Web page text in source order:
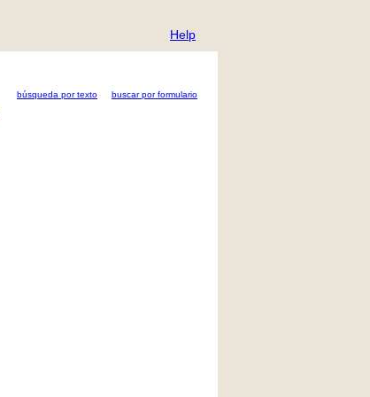
Help
búsqueda por texto buscar por formulario